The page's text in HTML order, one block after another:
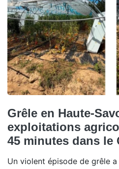
Grêle en Haute-
exploitations
45 minutes dans le
Un violent épisode de grêle